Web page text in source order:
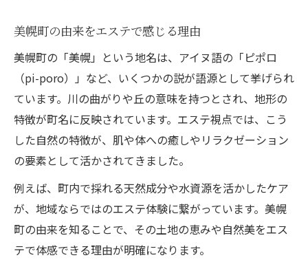
美幌町の河川がエステ文化に与えた影響
地形とエステが織りなす町名の物語
美幌町の自然とエステの心地よい関係
エステから考える美幌町の水と癒やし
町出身の著名人から見る美幌の個性
美幌町出身著名人とエステ文化の変遷
エステと町出身者が伝える美幌の特色
美幌町の個性を形作るエステと人物像
エステ分野で輝く美幌ゆかりの人々
美幌町の由来をエステで感じる理由
美幌町の「美幌」という地名は、アイヌ語の「ピポロ
（pi-poro）」など、いくつかの説が語源として挙げられ
ています。川の曲がりや丘の意味を持つとされ、地形の
特徴が町名に反映されています。エステ視点では、こう
した自然の特徴が、肌や体への癒しやリラクゼーション
の要素として活かされてきました。
例えば、町内で採れる天然成分や水資源を活かしたケア
が、地域ならではのエステ体験に繋がっています。美幌
町の由来を知ることで、その土地の恵みや自然美をエス
テで体感できる理由が明確になります。